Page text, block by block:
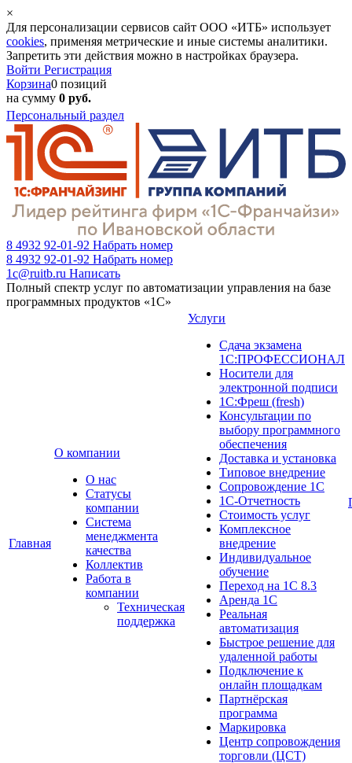
×
Для персонализации сервисов сайт ООО «ИТБ» использует
cookies, применяя метрические и иные системы аналитики.
Запретить эти действия можно в настройках браузера.
Войти Регистрация
Корзина0 позиций
на сумму 0 руб.
Персональный раздел
8 4932 92-01-92 Набрать номер
8 4932 92-01-92 Набрать номер
1c@ruitb.ru Написать
Полный спектр услуг по автоматизации управления на базе
программных продуктов «1С»
Главная
О компании
О нас
Cтатусы
компании
Система
менеджмента
качества
Коллектив
Работа в
компании
Техническая
поддержка
Услуги
Сдача экзамена
1С:ПРОФЕССИОНАЛ
Носители для
электронной подписи
1С:Фреш (fresh)
Консультации по
выбору программного
обеспечения
Доставка и установка
Типовое внедрение
Сопровождение 1С
1С-Отчетность
Стоимость услуг
Комплексное
внедрение
Индивидуальное
обучение
Переход на 1С 8.3
Аренда 1С
Реальная
автоматизация
Быстрое решение для
удаленной работы
Подключение к
онлайн площадкам
Партнёрская
программа
Маркировка
Центр сопровождения
торговли (ЦСТ)